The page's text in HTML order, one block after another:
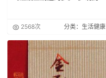
2568次 分类：生活健康